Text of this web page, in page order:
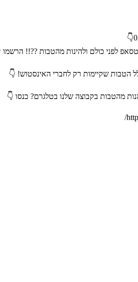
לפני כולם ולהינות מהטבות ??!! הרשמו
הטבות שקיימות רק לחברי האינסטוש! 👇
מהטבות בקבוצה שלנו בטלגרם? כנסו 👇